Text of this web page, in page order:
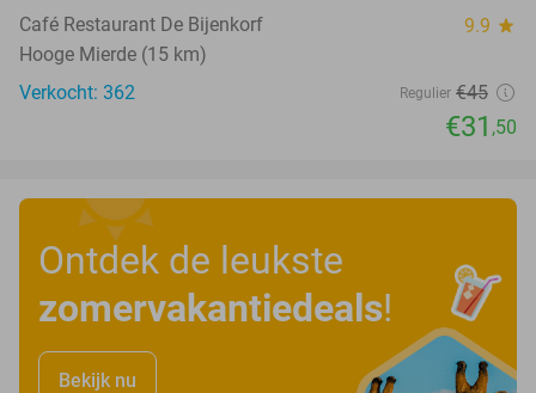
Café Restaurant De Bijenkorf 9.9 star
Hooge Mierde (15 km)
Verkocht: 362
Regulier €45
€31 ,50
Ontdek de leukste
zomervakantiedeals!
Bekijk nu